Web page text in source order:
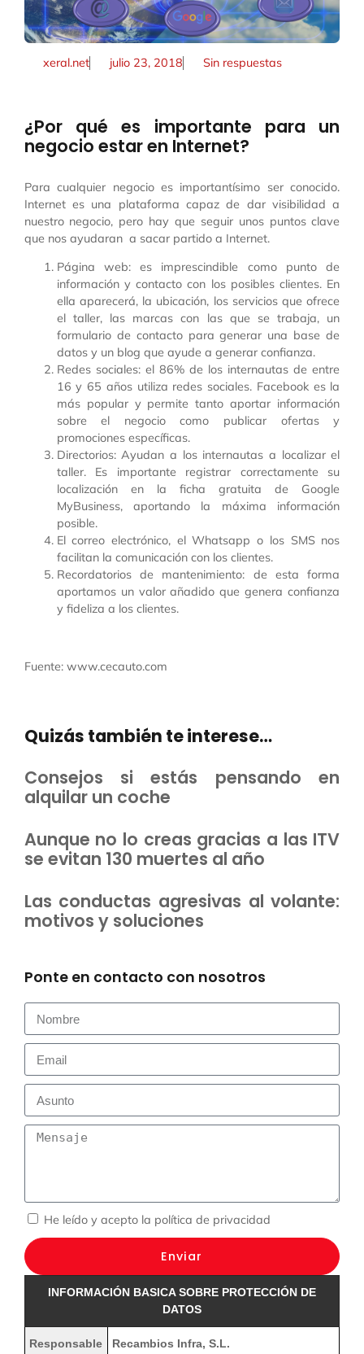
xeral.net julio 23, 2018 Sin respuestas
¿Por qué es importante para un
negocio estar en Internet?
Para cualquier negocio es importantísimo ser conocido.
Internet es una plataforma capaz de dar visibilidad a
nuestro negocio, pero hay que seguir unos puntos clave
que nos ayudaran a sacar partido a Internet.
Página web: es imprescindible como punto de
información y contacto con los posibles clientes. En
ella aparecerá, la ubicación, los servicios que ofrece
el taller, las marcas con las que se trabaja, un
formulario de contacto para generar una base de
datos y un blog que ayude a generar confianza.
Redes sociales: el 86% de los internautas de entre
16 y 65 años utiliza redes sociales. Facebook es la
más popular y permite tanto aportar información
sobre el negocio como publicar ofertas y
promociones específicas.
Directorios: Ayudan a los internautas a localizar el
taller. Es importante registrar correctamente su
localización en la ficha gratuita de Google
MyBusiness, aportando la máxima información
posible.
El correo electrónico, el Whatsapp o los SMS nos
facilitan la comunicación con los clientes.
Recordatorios de mantenimiento: de esta forma
aportamos un valor añadido que genera confianza
y fideliza a los clientes.
Fuente: www.cecauto.com
Quizás también te interese…
Consejos si estás pensando en
alquilar un coche
Aunque no lo creas gracias a las ITV
se evitan 130 muertes al año
Las conductas agresivas al volante:
motivos y soluciones
Ponte en contacto con nosotros
He leído y acepto la política de privacidad
Enviar
INFORMACIÓN BASICA SOBRE PROTECCIÓN DE
DATOS
Responsable Recambios Infra, S.L.